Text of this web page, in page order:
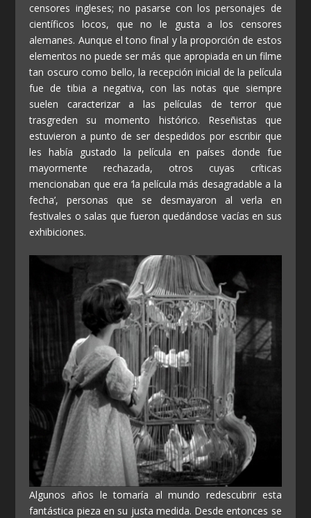
censores ingleses; no pasarse con los personajes de
científicos locos, que no le gusta a los censores
alemanes. Aunque el tono final y la proporción de estos
elementos no puede ser más que apropiada en un filme
tan oscuro como bello, la recepción inicial de la película
fue de tibia a negativa, con las notas que siempre
suelen caracterizar a las películas de terror que
trasgreden su momento histórico. Reseñistas que
estuvieron a punto de ser despedidos por escribir que
les había gustado la película en países donde fue
mayormente rechazada, otros cuyas críticas
mencionaban que era ‘la película más desagradable a la
fecha’, personas que se desmayaron al verla en
festivales o salas que fueron quedándose vacías en sus
exhibiciones.
Algunos años le tomaría al mundo redescubrir esta
fantástica pieza en su justa medida. Desde entonces se